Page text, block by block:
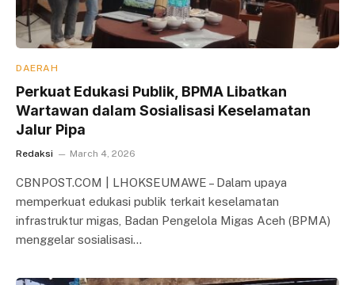
DAERAH
Perkuat Edukasi Publik, BPMA Libatkan
Wartawan dalam Sosialisasi Keselamatan
Jalur Pipa
Redaksi March 4, 2026
CBNPOST.COM | LHOKSEUMAWE – Dalam upaya
memperkuat edukasi publik terkait keselamatan
infrastruktur migas, Badan Pengelola Migas Aceh (BPMA)
menggelar sosialisasi…